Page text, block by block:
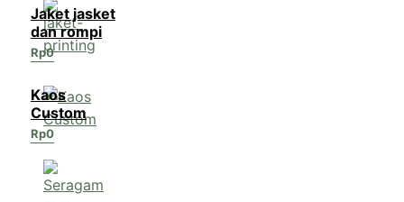
Jaket jasket
dan rompi
Rp0
Kaos
Custom
Rp0